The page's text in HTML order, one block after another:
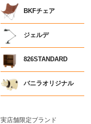
BKFチェア
ジェルデ
826STANDARD
バニラオリジナル
実店舗限定ブランド